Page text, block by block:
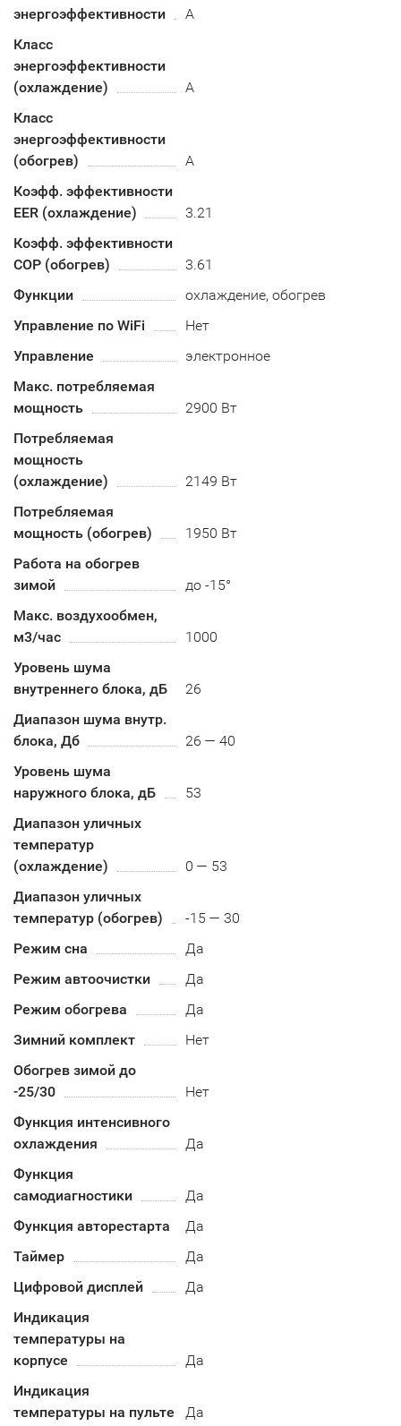
энергоэффективности
A
Класс
энергоэффективности
(охлаждение)
А
Класс
энергоэффективности
(обогрев)
A
Коэфф. эффективности
EER (охлаждение)
3.21
Коэфф. эффективности
COP (обогрев)
3.61
Функции
охлаждение, обогрев
Управление по WiFi
Нет
Управление
электронное
Макс. потребляемая
мощность
2900 Вт
Потребляемая
мощность
(охлаждение)
2149 Вт
Потребляемая
мощность (обогрев)
1950 Вт
Работа на обогрев
зимой
до -15°
Макс. воздухообмен,
м3/час
1000
Уровень шума
внутреннего блока, дБ
26
Диапазон шума внутр.
блока, Дб
26 — 40
Уровень шума
наружного блока, дБ
53
Диапазон уличных
температур
(охлаждение)
0 — 53
Диапазон уличных
температур (обогрев)
-15 — 30
Режим сна
Да
Режим автоочистки
Да
Режим обогрева
Да
Зимний комплект
Нет
Обогрев зимой до
-25/30
Нет
Функция интенсивного
охлаждения
Да
Функция
самодиагностики
Да
Функция авторестарта
Да
Таймер
Да
Цифровой дисплей
Да
Индикация
температуры на
корпусе
Да
Индикация
температуры на пульте
Да